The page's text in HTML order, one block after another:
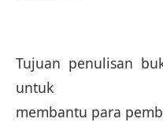
Tujuan penulisan
untuk
membantu para